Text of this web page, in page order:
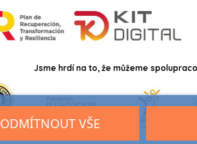
Jsme hrdí na to, že můžeme
ODMÍTNOUT VŠE